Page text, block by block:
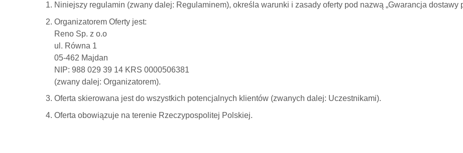
Niniejszy regulamin (zwany dalej: Regulaminem), określa warunki i zasady oferty pod nazwą „Gwarancja dostawy
Organizatorem Oferty jest:
Reno Sp. z o.o
ul. Równa 1
05-462 Majdan
NIP: 988 029 39 14 KRS 0000506381
(zwany dalej: Organizatorem).
Oferta skierowana jest do wszystkich potencjalnych klientów (zwanych dalej: Uczestnikami).
Oferta obowiązuje na terenie Rzeczypospolitej Polskiej.